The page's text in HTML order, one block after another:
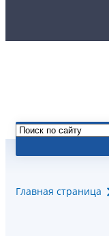
Главная страница